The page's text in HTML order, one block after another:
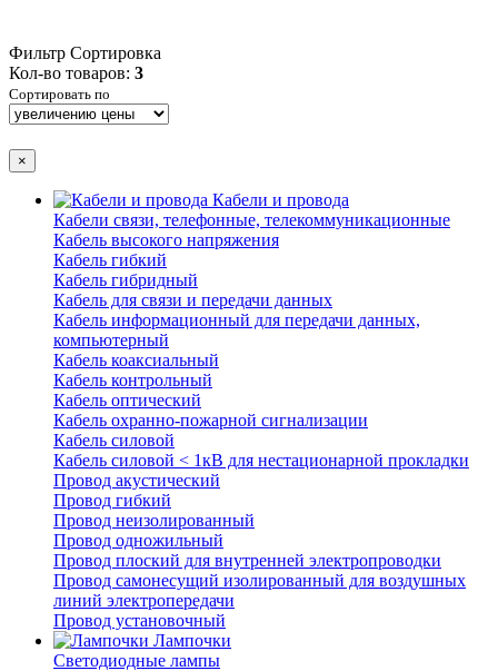
Фильтр Сортировка
Кол-во товаров: 3
Сортировать по
×
Кабели и провода
Кабели связи, телефонные, телекоммуникационные
Кабель высокого напряжения
Кабель гибкий
Кабель гибридный
Кабель для связи и передачи данных
Кабель информационный для передачи данных,
компьютерный
Кабель коаксиальный
Кабель контрольный
Кабель оптический
Кабель охранно-пожарной сигнализации
Кабель силовой
Кабель силовой < 1кВ для нестационарной прокладки
Провод акустический
Провод гибкий
Провод неизолированный
Провод одножильный
Провод плоский для внутренней электропроводки
Провод самонесущий изолированный для воздушных
линий электропередачи
Провод установочный
Лампочки
Светодиодные лампы